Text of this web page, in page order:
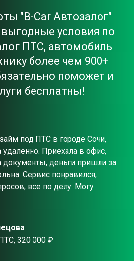
"B-Car Автозалог"
условия по
ПТС, автомобиль
более чем 900+
поможет и
бесплатны!
под ПТС в городе Сочи,
удаленно. Приехала в офис,
документы, деньги пришли за
Сервис понравился,
все по делу. Могу
320 000 ₽